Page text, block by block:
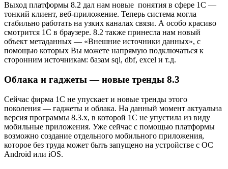
Выход платформы 8.2 дал нам новые понятия в сфере 1С —
тонкий клиент, веб-приложение. Теперь система могла
стабильно работать на узких каналах связи. А особо красиво
смотрится 1С в браузере. 8.2 также принесла нам новый
объект метаданных — «Внешние источники данных», с
помощью которых Вы можете напрямую подключаться к
сторонним источникам: базам sql, dbf, excel и т.д.
Облака и гаджеты — новые тренды 8.3
Сейчас фирма 1С не упускает и новые тренды этого
поколения — гаджеты и облака. На данный момент актуальна
версия программы 8.3.х, в которой 1С не упустила из виду
мобильные приложения. Уже сейчас с помощью платформы
возможно создание отдельного мобильного приложения,
которое без труда может быть запущено на устройстве с ОС
Android или iOS.